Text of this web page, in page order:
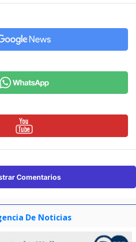
Comentarios
De Noticias